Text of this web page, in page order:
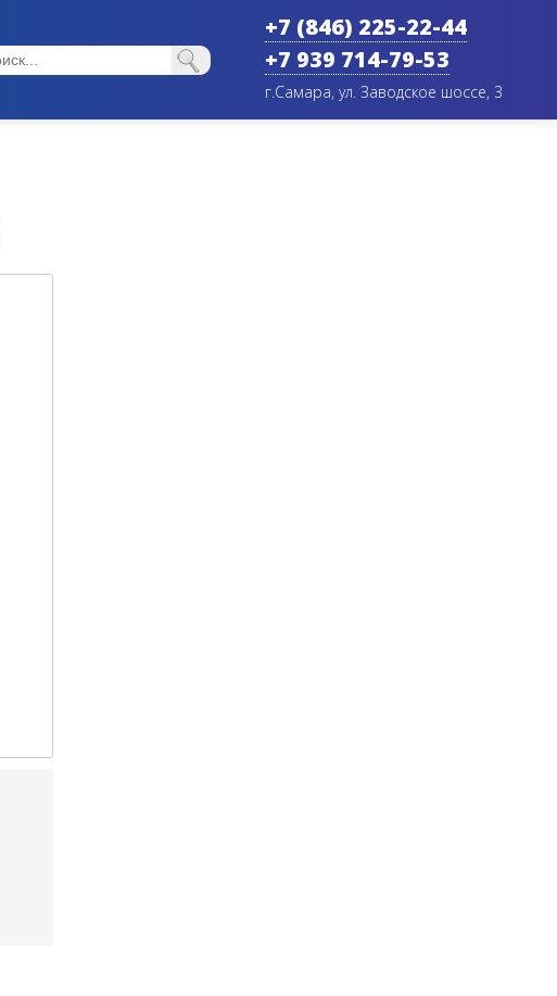
+7 (846) 225-22-44
+7 939 714-79-53
г.Самара, ул. Заводское шоссе, 3